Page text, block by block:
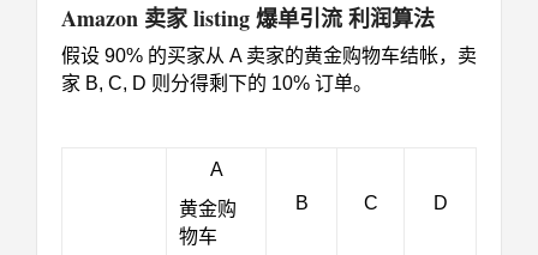
Amazon 卖家 listing 爆单引流 利润算法
假设 90% 的买家从 A 卖家的黄金购物车结帐，卖
家 B, C, D 则分得剩下的 10% 订单。
A
黄金购
物车
B C D